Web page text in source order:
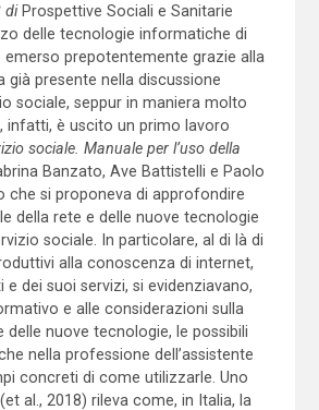
di Prospettive Sociali e Sanitarie
delle tecnologie informatiche di
prepotentemente grazie alla
già presente nella discussione
sociale, seppur in maniera molto
infatti, è uscito un primo lavoro
sociale. Manuale per l’uso della
Banzato, Ave Battistelli e Paolo
che si proponeva di approfondire
della rete e delle nuove tecnologie
sociale. In particolare, al di là di
alla conoscenza di internet,
e dei suoi servizi, si evidenziavano,
e alle considerazioni sulla
nuove tecnologie, le possibili
nella professione dell’assistente
concreti di come utilizzarle. Uno
al., 2018) rileva come, in Italia, la